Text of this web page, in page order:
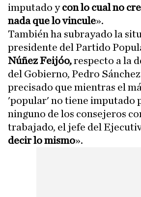
imputado ycon lo cual no
nada que lo vincule».
También ha subrayado la
presidente del Partido
Núñez Feijóo,respecto a la
del Gobierno, Pedro
precisado que mientras el
'popular' no tiene imputado
ninguno de los consejeros
trabajado, el jefe del
decir lo mismo».